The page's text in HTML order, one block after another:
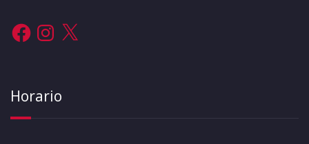
FacebookInstagram
X
Horario